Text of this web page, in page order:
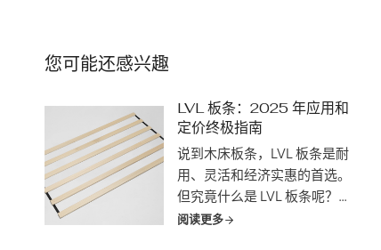
您可能还感兴趣
LVL 板条：2025 年应用和
定价终极指南
说到木床板条，LVL 板条是耐
用、灵活和经济实惠的首选。
但究竟什么是 LVL 板条呢？
LVL 是 "层压单板材 "的缩写，
阅读更多